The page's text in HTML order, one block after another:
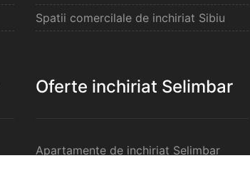
Spatii comercilale de inchiriat Sibiu
Oferte inchiriat Selimbar
Apartamente de inchiriat Selimbar